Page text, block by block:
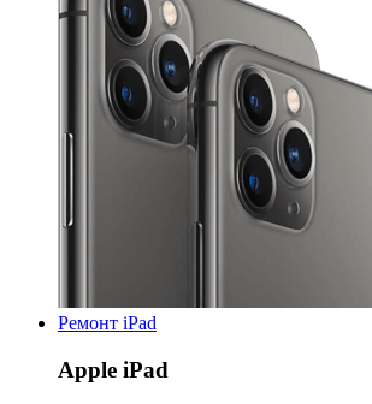
Ремонт iPad
Apple iPad